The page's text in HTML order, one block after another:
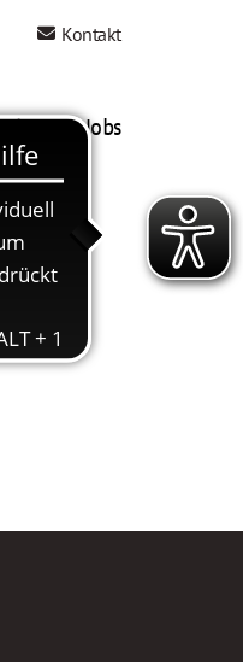
Kontakt
Mein AWO Jobs